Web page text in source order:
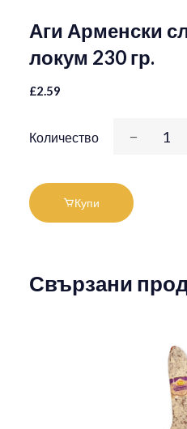
Аги Арменски
локум 230 гр.
£2.59
Количество
Купи
Свързани